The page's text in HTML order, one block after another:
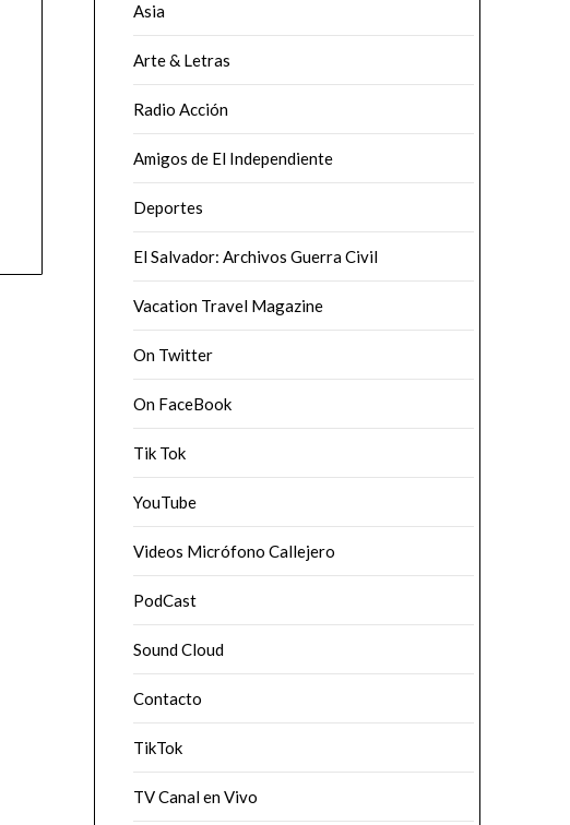
Asia
Arte & Letras
Radio Acción
Amigos de El Independiente
Deportes
El Salvador: Archivos Guerra Civil
Vacation Travel Magazine
On Twitter
On FaceBook
Tik Tok
YouTube
Videos Micrófono Callejero
PodCast
Sound Cloud
Contacto
TikTok
TV Canal en Vivo